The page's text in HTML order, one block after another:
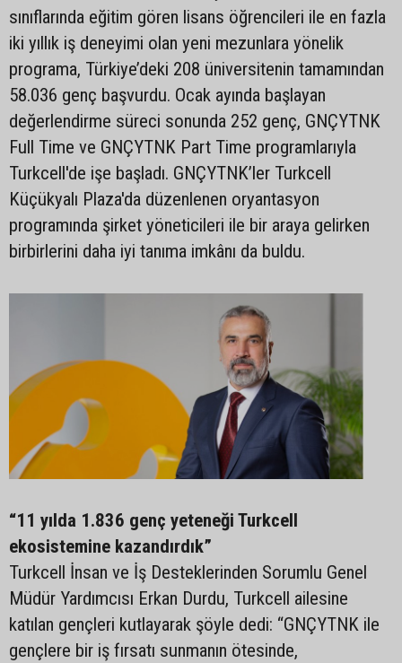
sınıflarında eğitim gören lisans öğrencileri ile en fazla
iki yıllık iş deneyimi olan yeni mezunlara yönelik
programa, Türkiye’deki 208 üniversitenin tamamından
58.036 genç başvurdu. Ocak ayında başlayan
değerlendirme süreci sonunda 252 genç, GNÇYTNK
Full Time ve GNÇYTNK Part Time programlarıyla
Turkcell'de işe başladı. GNÇYTNK’ler Turkcell
Küçükyalı Plaza'da düzenlenen oryantasyon
programında şirket yöneticileri ile bir araya gelirken
birbirlerini daha iyi tanıma imkânı da buldu.
“11 yılda 1.836 genç yeteneği Turkcell
ekosistemine kazandırdık”
Turkcell İnsan ve İş Desteklerinden Sorumlu Genel
Müdür Yardımcısı Erkan Durdu, Turkcell ailesine
katılan gençleri kutlayarak şöyle dedi: “GNÇYTNK ile
gençlere bir iş fırsatı sunmanın ötesinde,